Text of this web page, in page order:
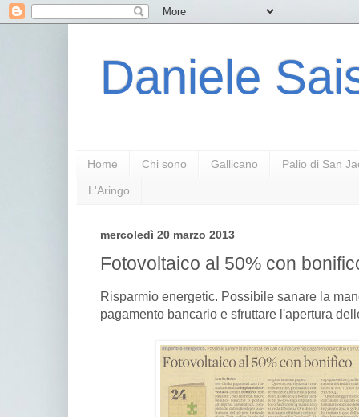
Daniele
Home Chi sono Gallicano Palio di San
L'Aringo
mercoledì 20 marzo 2013
Fotovoltaico al 50% con
Risparmio energetic. Possibile sanare la
pagamento bancario e sfruttare l'apertura